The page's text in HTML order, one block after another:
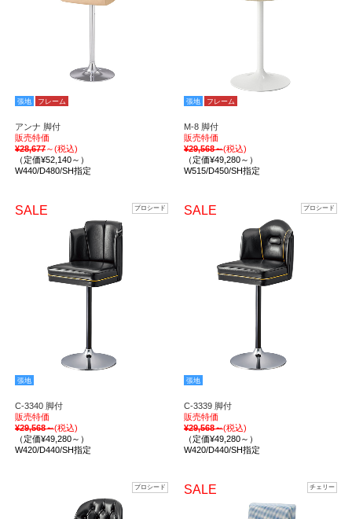
張地 フレーム
アンナ 脚付
販売特価
¥28,677～(税込)
（定価¥52,140～）
W440/D480/SH指定
張地 フレーム
M-8 脚付
販売特価
¥29,568～(税込)
（定価¥49,280～）
W515/D450/SH指定
SALE プロシード
張地
C-3340 脚付
販売特価
¥29,568～(税込)
（定価¥49,280～）
W420/D440/SH指定
SALE プロシード
張地
C-3339 脚付
販売特価
¥29,568～(税込)
（定価¥49,280～）
W420/D440/SH指定
プロシード SALE チェリー